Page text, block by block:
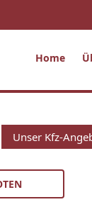
Home
Unser Kfz-